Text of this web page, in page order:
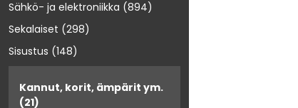
Sähkö- ja elektroniikka (894)
Sekalaiset (298)
Sisustus (148)
Kannut, korit, ämpärit ym.
(21)